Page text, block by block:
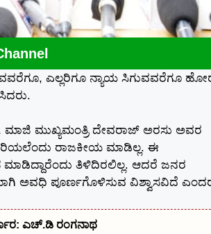
ಎಲ್ಲರಿಗೂ ನ್ಯಾಯ ಸಿಗುವವರೆಗೂ
ಮುಖ್ಯಮಂತ್ರಿ ದೇವರಾಜ್ ಅರಸು ಅವರ
ರಾಜಕೀಯ ಮಾಡಿಲ್ಲ. ಈ
ತಿಳಿದಿರಲಿಲ್ಲ. ಆದರೆ ಜನರ
ಅವಧಿ ಪೂರ್ಣಗೊಳಿಸುವ ವಿಶ್ವಾಸವಿದೆ
ಎಚ್.ಡಿ ರಂಗನಾಥ